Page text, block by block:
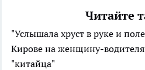
Читайте
"Услышала хруст в руке и
Кирове на женщину-
"китайца"